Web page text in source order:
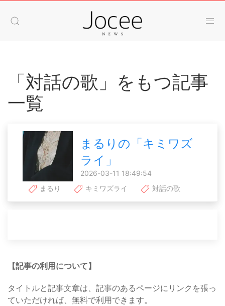
「対話の歌」をもつ記事
一覧
まるりの「キミワズ
ライ」
2026-03-11 18:49:54
まるり
キミワズライ 対話の歌
【記事の利用について】
タイトルと記事文章は、記事のあるページにリンクを張っ
ていただければ、無料で利用できます。